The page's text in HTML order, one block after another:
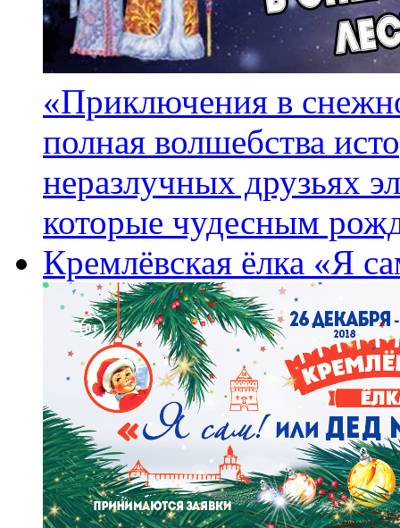
«Приключения в
полная волшебства
неразлучных друзьях
которые чудесным
Кремлёвская ёлка «Я